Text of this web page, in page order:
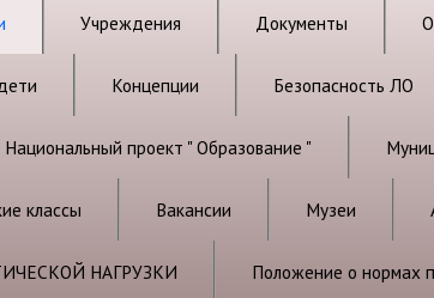
Учреждения Документы
Концепции Безопасность ЛО
Национальный проект " Образование "
классы Вакансии Музеи
НАГРУЗКИ Положение о нормах